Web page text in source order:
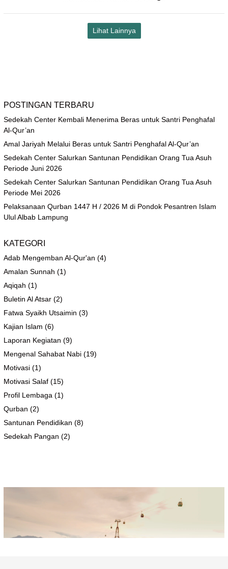
Lihat Lainnya
POSTINGAN TERBARU
Sedekah Center Kembali Menerima Beras untuk Santri Penghafal
Al-Qur’an
Amal Jariyah Melalui Beras untuk Santri Penghafal Al-Qur’an
Sedekah Center Salurkan Santunan Pendidikan Orang Tua Asuh
Periode Juni 2026
Sedekah Center Salurkan Santunan Pendidikan Orang Tua Asuh
Periode Mei 2026
Pelaksanaan Qurban 1447 H / 2026 M di Pondok Pesantren Islam
Ulul Albab Lampung
KATEGORI
Adab Mengemban Al-Qur'an (4)
Amalan Sunnah (1)
Aqiqah (1)
Buletin Al Atsar (2)
Fatwa Syaikh Utsaimin (3)
Kajian Islam (6)
Laporan Kegiatan (9)
Mengenal Sahabat Nabi (19)
Motivasi (1)
Motivasi Salaf (15)
Profil Lembaga (1)
Qurban (2)
Santunan Pendidikan (8)
Sedekah Pangan (2)